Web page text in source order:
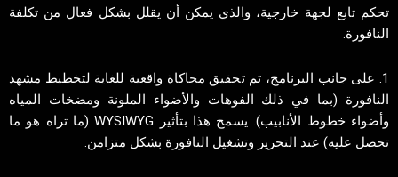
تحكم تابع لجهة خارجية، والذي يمكن أن يقلل بشكل فعال من تكلفة
النافورة.
1. على جانب البرنامج، تم تحقيق محاكاة واقعية للغاية لتخطيط مشهد
النافورة (بما في ذلك الفوهات والأضواء الملونة ومضخات المياه
وأضواء خطوط الأنابيب). يسمح هذا بتأثير WYSIWYG (ما تراه هو ما
تحصل عليه) عند التحرير وتشغيل النافورة بشكل متزامن.